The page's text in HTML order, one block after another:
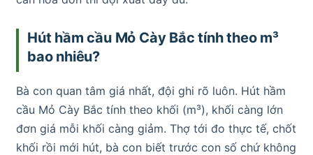
Hút hầm cầu Mỏ Cày Bắc tính theo m³
bao nhiêu?
Bà con quan tâm giá nhất, đội ghi rõ luôn. Hút hầm
cầu Mỏ Cày Bắc tính theo khối (m³), khối càng lớn
đơn giá mỗi khối càng giảm. Thợ tới đo thực tế, chốt
khối rồi mới hút, bà con biết trước con số chứ không